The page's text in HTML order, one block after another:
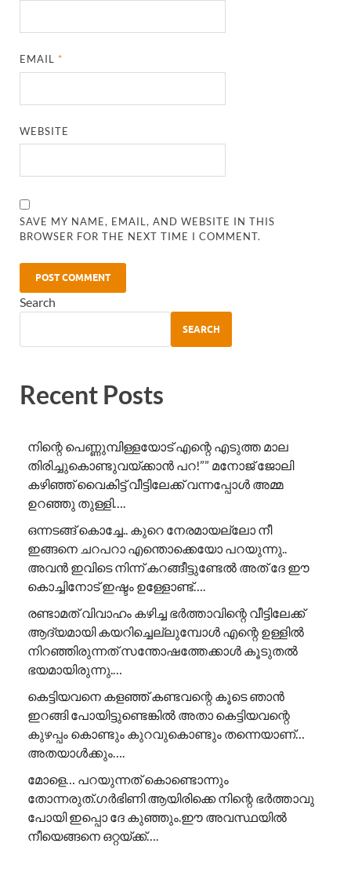
EMAIL*
WEBSITE
SAVE MY NAME, EMAIL, AND WEBSITE IN THIS
BROWSER FOR THE NEXT TIME I COMMENT.
Search
SEARCH
Recent Posts
നിന്റെ പെണ്ണുമ്പിള്ളയോട് എന്റെ എടുത്ത മാല
തിരിച്ചുകൊണ്ടുവയ്ക്കാൻ പറ!”” ​മനോജ് ജോലി
കഴിഞ്ഞ് വൈകിട്ട് വീട്ടിലേക്ക് വന്നപ്പോൾ അമ്മ
ഉറഞ്ഞു തുള്ളി….
ഒന്നടങ്ങ് കൊച്ചേ.. കുറെ നേരമായല്ലോ നീ
ഇങ്ങനെ ചറപറാ എന്തൊക്കെയോ പറയുന്നു..
അവൻ ഇവിടെ നിന്ന് കറങ്ങീട്ടുണ്ടേൽ അത് ദേ ഈ
കൊച്ചിനോട് ഇഷ്ടം ഉള്ളോണ്ട്….
രണ്ടാമത് വിവാഹം കഴിച്ച ഭർത്താവിന്റെ വീട്ടിലേക്ക്
ആദ്യമായി കയറിച്ചെല്ലുമ്പോൾ എന്റെ ഉള്ളിൽ
നിറഞ്ഞിരുന്നത് സന്തോഷത്തേക്കാൾ കൂടുതൽ
ഭയമായിരുന്നു.…
കെട്ടിയവനെ കളഞ്ഞ് കണ്ടവന്റെ കൂടെ ഞാൻ
ഇറങ്ങി പോയിട്ടുണ്ടെങ്കിൽ അതാ കെട്ടിയവന്റെ
കുഴപ്പം കൊണ്ടും കുറവുകൊണ്ടും തന്നെയാണ്…
അതയാൾക്കും….
മോളെ… പറയുന്നത് കൊണ്ടൊന്നും
തോന്നരുത്.ഗർഭിണി ആയിരിക്കെ നിന്റെ ഭർത്താവു
പോയി ഇപ്പൊ ദേ കുഞ്ഞും.ഈ അവസ്ഥയിൽ
നീയെങ്ങനെ ഒറ്റയ്ക്ക്….